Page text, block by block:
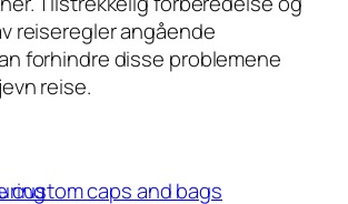
reiseregler angående
forhindre disse problemene
reise.